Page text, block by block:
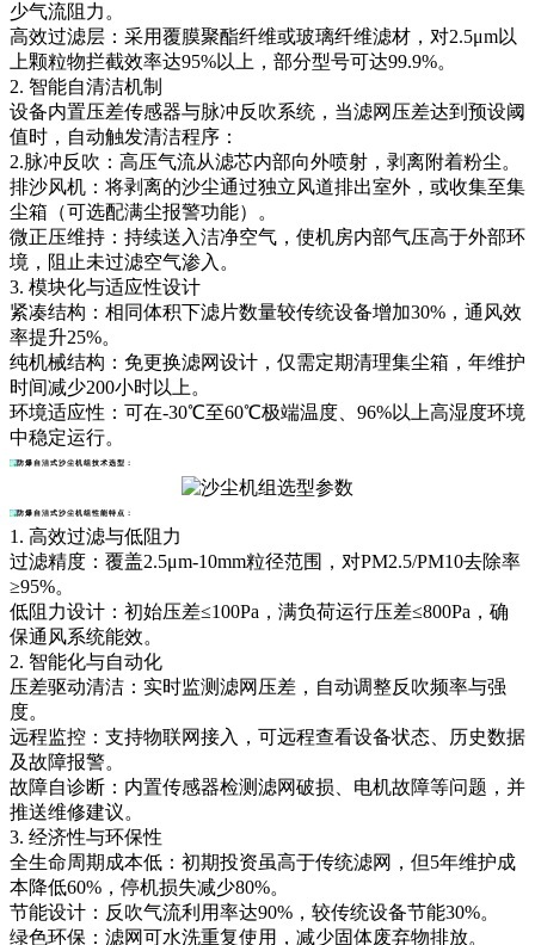
少气流阻力。
高效过滤层：采用覆膜聚酯纤维或玻璃纤维滤材，对2.5μm以
上颗粒物拦截效率达95%以上，部分型号可达99.9%。
2. 智能自清洁机制
设备内置压差传感器与脉冲反吹系统，当滤网压差达到预设阈
值时，自动触发清洁程序：
2.脉冲反吹：高压气流从滤芯内部向外喷射，剥离附着粉尘。
排沙风机：将剥离的沙尘通过独立风道排出室外，或收集至集
尘箱（可选配满尘报警功能）。
微正压维持：持续送入洁净空气，使机房内部气压高于外部环
境，阻止未过滤空气渗入。
3. 模块化与适应性设计
紧凑结构：相同体积下滤片数量较传统设备增加30%，通风效
率提升25%。
纯机械结构：免更换滤网设计，仅需定期清理集尘箱，年维护
时间减少200小时以上。
环境适应性：可在-30℃至60℃极端温度、96%以上高湿度环境
中稳定运行。
防爆自洁式沙尘机组技术选型：
防爆自洁式沙尘机组性能特点：
1. 高效过滤与低阻力
过滤精度：覆盖2.5μm-10mm粒径范围，对PM2.5/PM10去除率
≥95%。
低阻力设计：初始压差≤100Pa，满负荷运行压差≤800Pa，确
保通风系统能效。
2. 智能化与自动化
压差驱动清洁：实时监测滤网压差，自动调整反吹频率与强
度。
远程监控：支持物联网接入，可远程查看设备状态、历史数据
及故障报警。
故障自诊断：内置传感器检测滤网破损、电机故障等问题，并
推送维修建议。
3. 经济性与环保性
全生命周期成本低：初期投资虽高于传统滤网，但5年维护成
本降低60%，停机损失减少80%。
节能设计：反吹气流利用率达90%，较传统设备节能30%。
绿色环保：滤网可水洗重复使用，减少固体废弃物排放。